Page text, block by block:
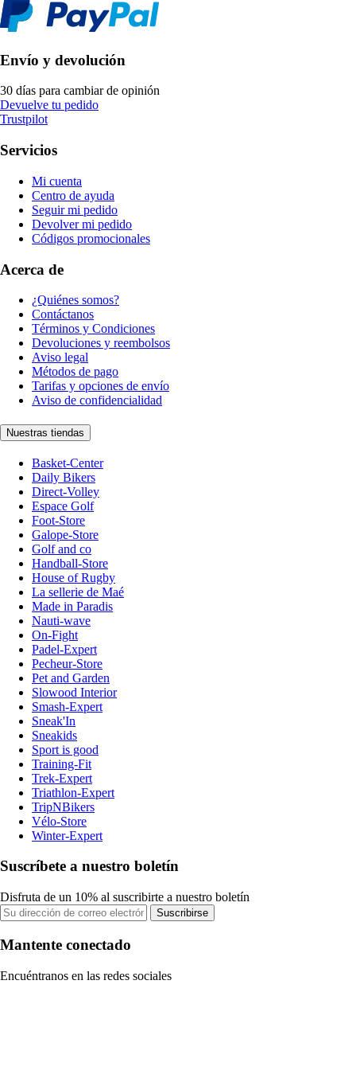
Envío y devolución
30 días para cambiar de opinión
Devuelve tu pedido
Trustpilot
Servicios
Mi cuenta
Centro de ayuda
Seguir mi pedido
Devolver mi pedido
Códigos promocionales
Acerca de
¿Quiénes somos?
Contáctanos
Términos y Condiciones
Devoluciones y reembolsos
Aviso legal
Métodos de pago
Tarifas y opciones de envío
Aviso de confidencialidad
Nuestras tiendas
Basket-Center
Daily Bikers
Direct-Volley
Espace Golf
Foot-Store
Galope-Store
Golf and co
Handball-Store
House of Rugby
La sellerie de Maé
Made in Paradis
Nauti-wave
On-Fight
Padel-Expert
Pecheur-Store
Pet and Garden
Slowood Interior
Smash-Expert
Sneak'In
Sneakids
Sport is good
Training-Fit
Trek-Expert
Triathlon-Expert
TripNBikers
Vélo-Store
Winter-Expert
Suscríbete a nuestro boletín
Disfruta de un 10% al suscribirte a nuestro boletín
Suscribirse
Mantente conectado
Encuéntranos en las redes sociales